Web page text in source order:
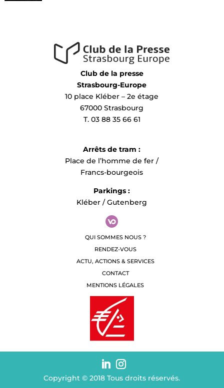
Club de la presse
Strasbourg-Europe
10 place Kléber – 2e étage
67000 Strasbourg
T. 03 88 35 66 61
Arrêts de tram :
Place de l’homme de fer /
Francs-bourgeois
Parkings :
Kléber / Gutenberg
QUI SOMMES NOUS ?
RENDEZ-VOUS
ACTU, ACTIONS & SERVICES
CONTACT
MENTIONS LÉGALES
Copyright © 2018 Tous droits réservés.